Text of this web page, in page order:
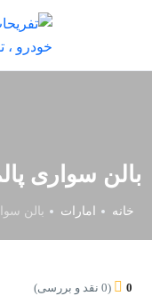
بالن سواری
خانه امارات بالن
0 (0 نقد و بررسی)